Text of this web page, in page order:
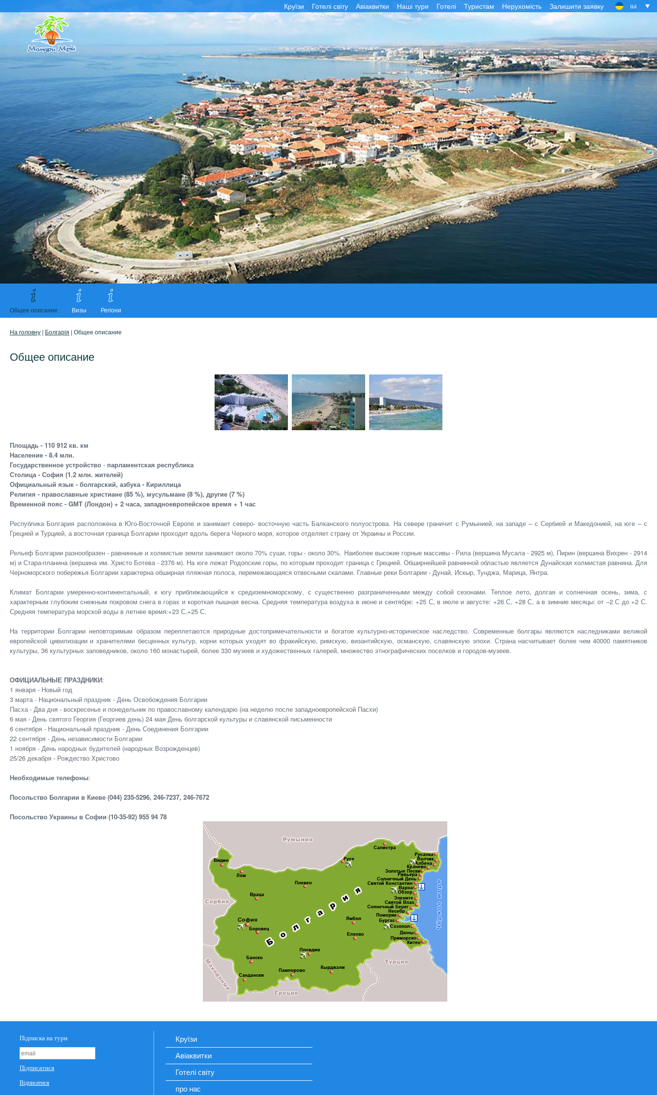
Круїзи Готелі світу Авіаквитки Наші тури Готелі Туристам Нерухомість Залишити заявку ua
Общее описание Визы Регіони
На головну | Болгарія | Общее описание
Общее описание
Площадь - 110 912 кв. км
Население - 8.4 млн.
Государственное устройство - парламентская республика
Столица - София (1.2 млн. жителей)
Официальный язык - болгарский, азбука - Кириллица
Религия - православные христиане (85 %), мусульмане (8 %), другие (7 %)
Временной пояс - GМТ (Лондон) + 2 часа, западноевропейское время + 1 час
Республика Болгария расположена в Юго-Восточной Европе и занимает северо- восточную часть Балканского полуострова. На севере граничит с Румынией, на западе – с Сербией и Македонией, на юге – с
Грецией и Турцией, а восточная граница Болгарии проходит вдоль берега Черного моря, которое отделяет страну от Украины и России.
Рельеф Болгарии разнообразен - равнинные и холмистые земли занимают около 70% суши, горы - около 30%. Наиболее высокие горные массивы - Рила (вершина Мусала - 2925 м), Пирин (вершина Вихрен - 2914
м) и Стара-планина (вершина им. Христо Ботева - 2376 м). На юге лежат Родопские горы, по которым проходит граница с Грецией. Обширнейшей равнинной областью является Дунайская холмистая равнина. Для
Черноморского побережья Болгарии характерна обширная пляжная полоса, перемежающаяся отвесными скалами. Главные реки Болгарии - Дунай, Искыр, Тунджа, Марица, Янтра.
Климат Болгарии умеренно-континентальный, к югу приближающийся к средиземноморскому, с существенно разграниченными между собой сезонами. Теплое лето, долгая и солнечная осень, зима, с
характерным глубоким снежным покровом снега в горах и короткая пышная весна. Средняя температура воздуха в июне и сентябре: +25 С, в июле и августе: +26 С, +28 С, а в зимние месяцы: от –2 С до +2 С.
Средняя температура морской воды в летнее время:+23 С,+25 С.
На территории Болгарии неповторимым образом переплетаются природные достопримечательности и богатое культурно-историческое наследство. Современные болгары являются наследниками великой
европейской цивилизации и хранителями бесценных культур, корни которых уходят во фракийскую, римскую, византийскую, османскую, славянскую эпохи. Страна насчитывает более чем 40000 памятников
культуры, 36 культурных заповедников, около 160 монастырей, более 330 музеев и художественных галерей, множество этнографических поселков и городов-музеев.
ОФИЦИАЛЬНЫЕ ПРАЗДНИКИ:
1 января - Новый год
3 марта - Национальный праздник - День Освобождения Болгарии
Пасха - Два дня - воскресенье и понедельник по православному календарю (на неделю после западноевропейской Пасхи)
6 мая - День святого Георгия (Георгиев день) 24 мая День болгарской культуры и славянской письменности
6 сентября - Национальный праздник - День Соединения Болгарии
22 сентября - День независимости Болгарии
1 ноября - День народных будителей (народных Возрожденцев)
25/26 декабря - Рождество Христово
Необходимые телефоны:
Посольство Болгарии в Киеве (044) 235-5296, 246-7237, 246-7672
Посольство Украины в Софии (10-35-92) 955 94 78
Круїзи
Авіаквитки
Готелі світу
про нас